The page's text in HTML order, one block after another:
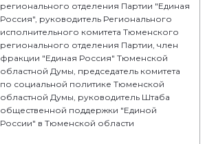
регионального отделения Партии "Единая
Россия", руководитель Регионального
исполнительного комитета Тюменского
регионального отделения Партии, член
фракции "Единая Россия" Тюменской
областной Думы, председатель комитета
по социальной политике Тюменской
областной Думы, руководитель Штаба
общественной поддержки "Единой
России" в Тюменской области